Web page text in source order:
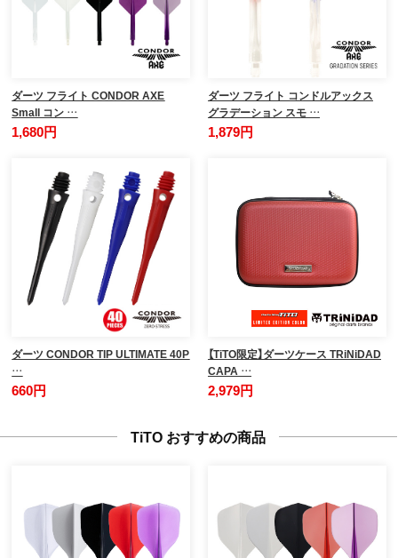
ダーツ フライト CONDOR AXE
Small コン …
1,680円
ダーツ フライト コンドルアックス
グラデーション スモ …
1,879円
ダーツ CONDOR TIP ULTIMATE 40P
…
660円
【TiTO限定】ダーツケース TRiNiDAD
CAPA …
2,979円
TiTO おすすめの商品